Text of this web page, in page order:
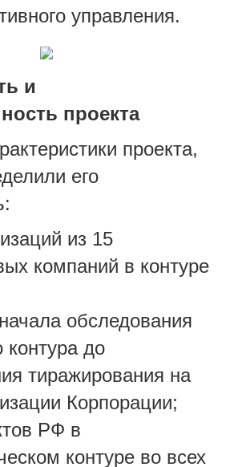
управления.
и
проекта
проекта,
его
из 15
компаний в контуре
обследования
контура до
тиражирования на
Корпорации;
РФ в
контуре во всех